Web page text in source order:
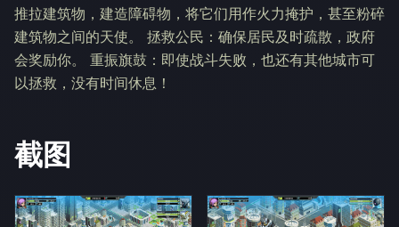
推拉建筑物，建造障碍物，将它们用作火力掩护，甚至粉碎
建筑物之间的天使。 拯救公民：确保居民及时疏散，政府
会奖励你。 重振旗鼓：即使战斗失败，也还有其他城市可
以拯救，没有时间休息！
截图